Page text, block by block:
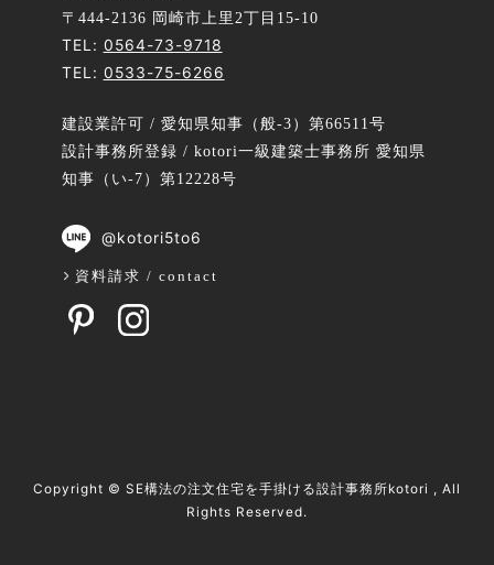
〒444-2136 岡崎市上里2丁目15-10
TEL: 0564-73-9718
TEL: 0533-75-6266
建設業許可 / 愛知県知事（般-3）第66511号
設計事務所登録 / kotori一級建築士事務所 愛知県
知事（い-7）第12228号
@kotori5to6
資料請求 / contact
Copyright © SE構法の注文住宅を手掛ける設計事務所kotori , All
Rights Reserved.